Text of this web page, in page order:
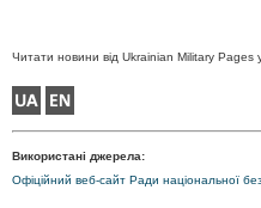
Читати новини від Ukrainian Military Pages
Використані джерела:
Офіційний веб-сайт Ради національної